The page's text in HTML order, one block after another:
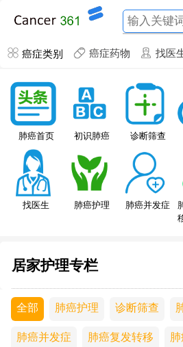
癌症类别 癌症药物 找医
肺癌首页 初识肺癌 诊断筛查
找医生 肺癌护理 肺癌并发症
居家护理专栏
全部 肺癌护理 诊断筛查
肺癌并发症 肺癌复发转移